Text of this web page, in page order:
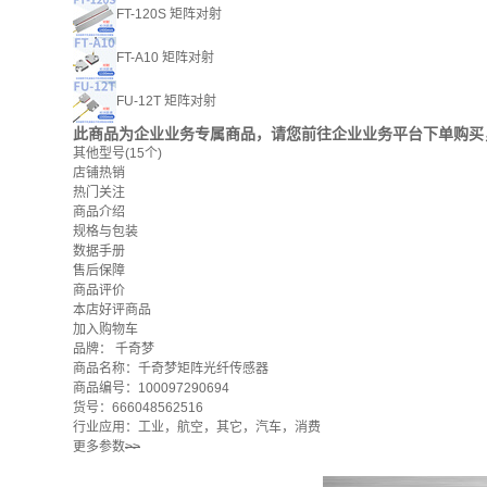
FT-120S 矩阵对射
FT-A10 矩阵对射
FU-12T 矩阵对射
此商品为企业业务专属商品，请您前往企业业务平台下单购
其他型号(15个)
店铺热销
热门关注
商品介绍
规格与包装
数据手册
售后保障
商品评价
本店好评商品
加入购物车
品牌： 千奇梦
商品名称：千奇梦矩阵光纤传感器
商品编号：100097290694
货号：666048562516
行业应用：工业，航空，其它，汽车，消费
更多参数>>